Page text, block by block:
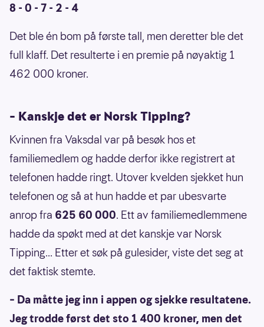
8 - 0 - 7 - 2 - 4
Det ble én bom på første tall, men deretter ble det
full klaff. Det resulterte i en premie på nøyaktig 1
462 000 kroner.
– Kanskje det er Norsk Tipping?
Kvinnen fra Vaksdal var på besøk hos et
familiemedlem og hadde derfor ikke registrert at
telefonen hadde ringt. Utover kvelden sjekket hun
telefonen og så at hun hadde et par ubesvarte
anrop fra 625 60 000. Ett av familiemedlemmene
hadde da spøkt med at det kanskje var Norsk
Tipping... Etter et søk på gulesider, viste det seg at
det faktisk stemte.
– Da måtte jeg inn i appen og sjekke resultatene.
Jeg trodde først det sto 1 400 kroner, men det